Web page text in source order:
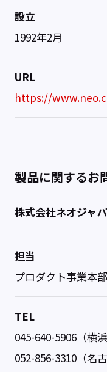
設立
1992年2月
URL
https://
製品に関するお
株式会社ネオジャ
担当
プロダクト事業本
TEL
045-640-5906（
052-856-3310（名